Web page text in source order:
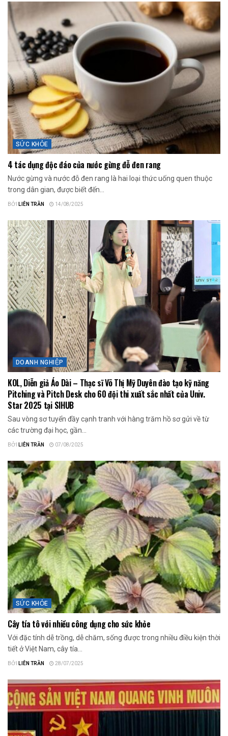
SỨC KHỎE
4 tác dụng độc đáo của nước gừng đỗ đen rang
Nước gừng và nước đỗ đen rang là hai loại thức uống quen thuộc
trong dân gian, được biết đến...
BỞI LIÊN TRẦN 14/08/2025
DOANH NGHIỆP
KOL, Diễn giả Áo Dài – Thạc sĩ Võ Thị Mỹ Duyên đào tạo kỹ năng
Pitching và Pitch Desk cho 60 đội thi xuất sắc nhất của Univ.
Star 2025 tại SIHUB
Sau vòng sơ tuyển đầy cạnh tranh với hàng trăm hồ sơ gửi về từ
các trường đại học, gần...
BỞI LIÊN TRẦN 07/08/2025
SỨC KHỎE
Cây tía tô với nhiều công dụng cho sức khỏe
Với đặc tính dễ trồng, dễ chăm, sống được trong nhiều điều kiện thời
tiết ở Việt Nam, cây tía...
BỞI LIÊN TRẦN 28/07/2025